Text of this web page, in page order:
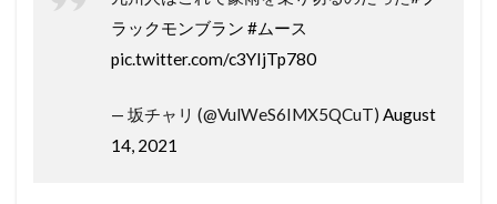
ラックモンブラン #ムース
pic.twitter.com/c3YIjTp780
— 坂チャリ (@VulWeS6IMX5QCuT) August
14, 2021